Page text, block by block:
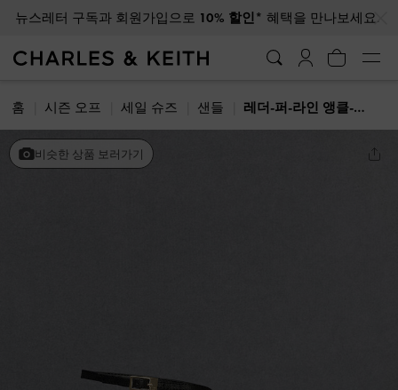
뉴스레터 구독과 회원가입으로 10% 할인* 혜택을 만나보세요.
홈 시즌 오프 세일 슈즈 샌들 레더-퍼-라인 앵클-스트랩 힐 샌들
비슷한 상품 보러가기